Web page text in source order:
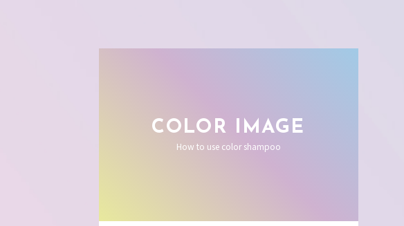
COLOR IMAGE
How to use color shampoo